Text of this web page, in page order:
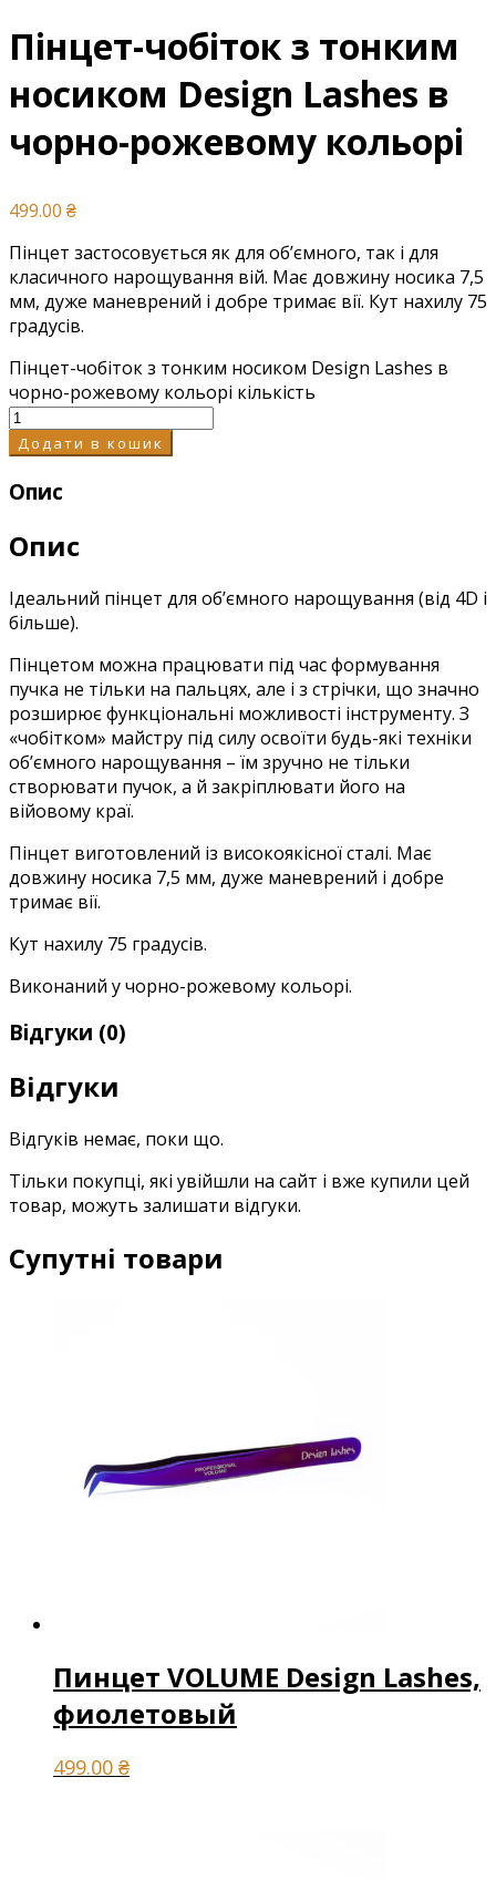
Пінцет-чобіток з тонким
носиком Design Lashes в
чорно-рожевому кольорі
499.00 ₴
Пінцет застосовується як для об’ємного, так і для
класичного нарощування вій. Має довжину носика 7,5
мм, дуже маневрений і добре тримає вії. Кут нахилу 75
градусів.
Пінцет-чобіток з тонким носиком Design Lashes в
чорно-рожевому кольорі кількість
Додати в кошик
Опис
Опис
Ідеальний пінцет для об’ємного нарощування (від 4D і
більше).
Пінцетом можна працювати під час формування
пучка не тільки на пальцях, але і з стрічки, що значно
розширює функціональні можливості інструменту. З
«чобітком» майстру під силу освоїти будь-які техніки
об’ємного нарощування – їм зручно не тільки
створювати пучок, а й закріплювати його на
війовому краї.
Пінцет виготовлений із високоякісної сталі. Має
довжину носика 7,5 мм, дуже маневрений і добре
тримає вії.
Кут нахилу 75 градусів.
Виконаний у чорно-рожевому кольорі.
Відгуки (0)
Відгуки
Відгуків немає, поки що.
Тільки покупці, які увійшли на сайт і вже купили цей
товар, можуть залишати відгуки.
Супутні товари
Пинцет VOLUME Design Lashes,
фиолетовый
499.00 ₴